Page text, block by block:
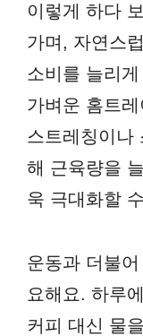
이렇게 하다
가며, 자연스
소비를 늘리
가벼운 홈트
스트레칭이나
해 근육량을
욱 극대화할
운동과 더불
요해요. 하루
커피 대신 물